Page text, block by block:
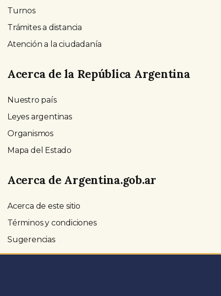
Turnos
Trámites a distancia
Atención a la ciudadanía
Acerca de la República Argentina
Nuestro país
Leyes argentinas
Organismos
Mapa del Estado
Acerca de Argentina.gob.ar
Acerca de este sitio
Términos y condiciones
Sugerencias